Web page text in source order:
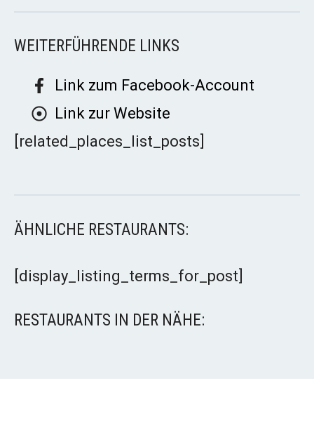
WEITERFÜHRENDE LINKS
Link zum Facebook-Account
Link zur Website
[related_places_list_posts]
ÄHNLICHE RESTAURANTS:
[display_listing_terms_for_post]
RESTAURANTS IN DER NÄHE: